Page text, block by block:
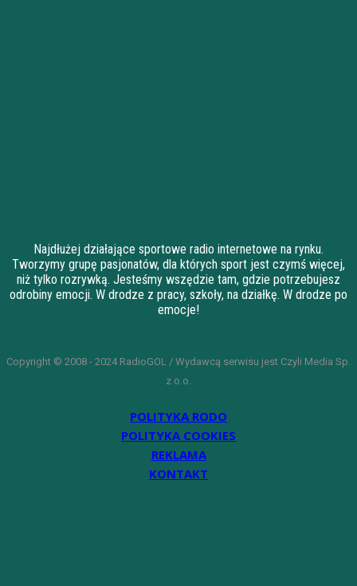
Najdłużej działające sportowe radio internetowe na rynku.
Tworzymy grupę pasjonatów, dla których sport jest czymś więcej,
niż tylko rozrywką. Jesteśmy wszędzie tam, gdzie potrzebujesz
odrobiny emocji. W drodze z pracy, szkoły, na działkę. W drodze po
emocje!
Copyright © 2008 - 2024 RadioGOL / Wydawcą serwisu jest Czyli Media Sp.
z o.o.
POLITYKA RODO
POLITYKA COOKIES
REKLAMA
KONTAKT